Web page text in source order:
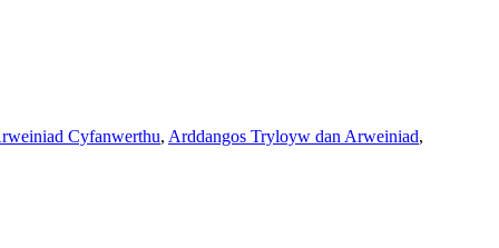
Cyfanwerthu, Arddangos Tryloyw dan Arweiniad,